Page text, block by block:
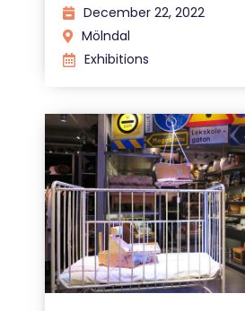
December 22, 2022
Mölndal
Exhibitions